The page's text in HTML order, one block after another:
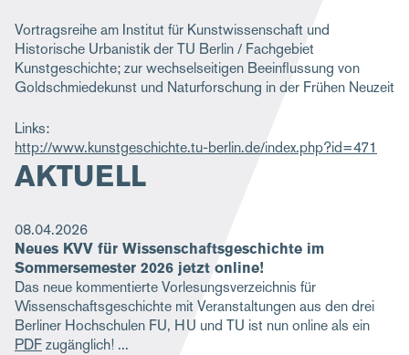
Vortragsreihe am Institut für Kunstwissenschaft und
Historische Urbanistik der TU Berlin / Fachgebiet
Kunstgeschichte; zur wechselseitigen Beeinflussung von
Goldschmiedekunst und Naturforschung in der Frühen Neuzeit
Links
http://www.kunstgeschichte.tu-berlin.de/index.php?id=471
AKTUELL
08.04.2026
Neues KVV für Wissenschaftsgeschichte im
Sommersemester 2026 jetzt online!
Das neue kommentierte Vorlesungsverzeichnis für
Wissenschaftsgeschichte mit Veranstaltungen aus den drei
Berliner Hochschulen FU, HU und TU ist nun online als ein
PDFzugänglich!